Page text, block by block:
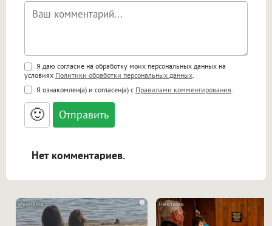
Поддержка HTML
<b>, <strong>, <u>, <i>, <em>, <s>, <big>,
<small>, <sup>, <sub>, <pre>, <ul>, <ol>, <li>,
<blockquote>, <code> экранирует HTML,
адреса URL автоматически становятся
ссылками, и [img]адрес[/img] будет
Я даю согласие на обработку моих персональных данных на
условиях Политики обработки персональных данных
Я ознакомлен(а) и согласен(а) с Правилами комментирования
🙂
Нет комментариев.
i